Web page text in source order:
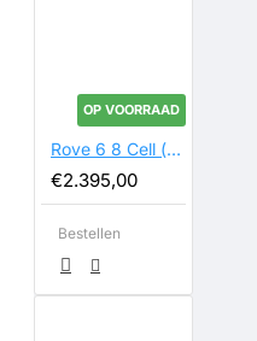
OP VOORRAAD
Rove 6 8 Cell (kleine batterij)
€2.395,00
Bestellen